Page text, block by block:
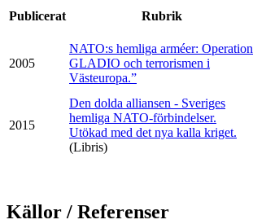
Publicerat
Rubrik
2005
NATO:s hemliga arméer: Operation
GLADIO och terrorismen i
Västeuropa.”
2015
Den dolda alliansen - Sveriges
hemliga NATO-förbindelser.
Utökad med det nya kalla kriget.
(Libris)
Källor / Referenser